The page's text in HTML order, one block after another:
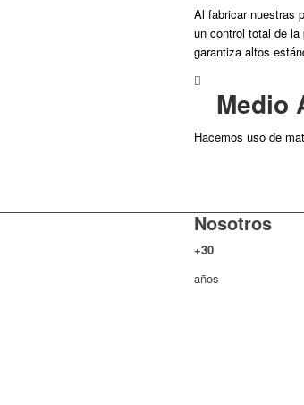
Al fabricar nuestras
un control total de la
garantiza altos
Medio
Hacemos uso de
Nosotros
+30
años